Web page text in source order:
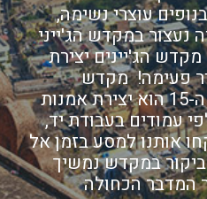
עוצרי נשימה,
נעצור במקדש הג'ייני
הג'יינים יצירת
פעימה! מקדש
הג'יינים שנבנה במאה ה-15 הוא יצירת אמנות
עמודים בעבודת יד,
אותנו למסע בזמן אל
במקדש נמשיך
המדבר הכחולה